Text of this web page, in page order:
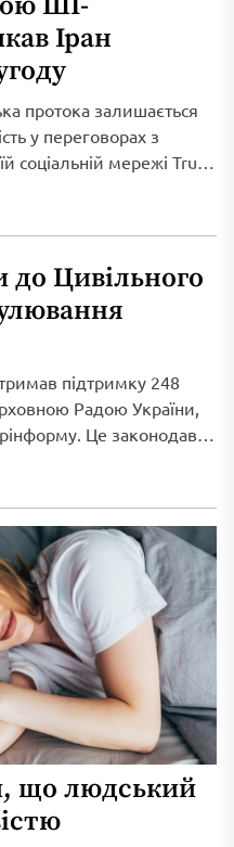
Іран
протока залишається
у переговорах з
соціальній мережі Truth
до Цивільного
підтримку 248
Радою України,
Це законодавче
що людський